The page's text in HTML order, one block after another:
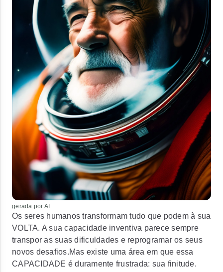
gerada por AI
Os seres humanos transformam tudo que podem à sua
VOLTA. A sua capacidade inventiva parece sempre
transpor as suas dificuldades e reprogramar os seus
novos desafios.Mas existe uma área em que essa
CAPACIDADE é duramente frustrada: sua finitude.